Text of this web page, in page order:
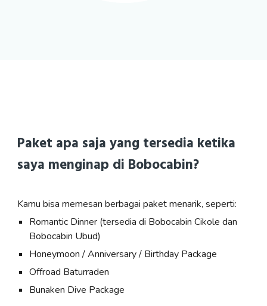
Paket apa saja yang tersedia ketika
saya menginap di Bobocabin?
Kamu bisa memesan berbagai paket menarik, seperti:
Romantic Dinner (tersedia di Bobocabin Cikole dan
Bobocabin Ubud)
Honeymoon / Anniversary / Birthday Package
Offroad Baturraden
Bunaken Dive Package